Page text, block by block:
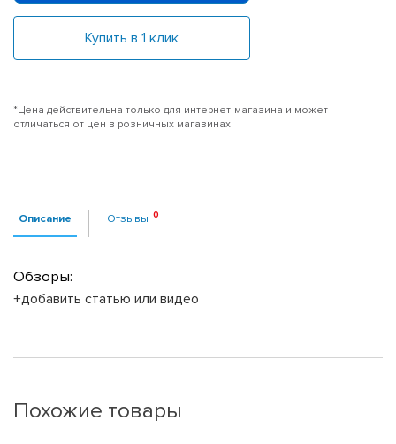
Купить в 1 клик
*Цена действительна только для интернет-магазина и может
отличаться от цен в розничных магазинах
Описание Отзывы
Обзоры:
+добавить статью или видео
Похожие товары